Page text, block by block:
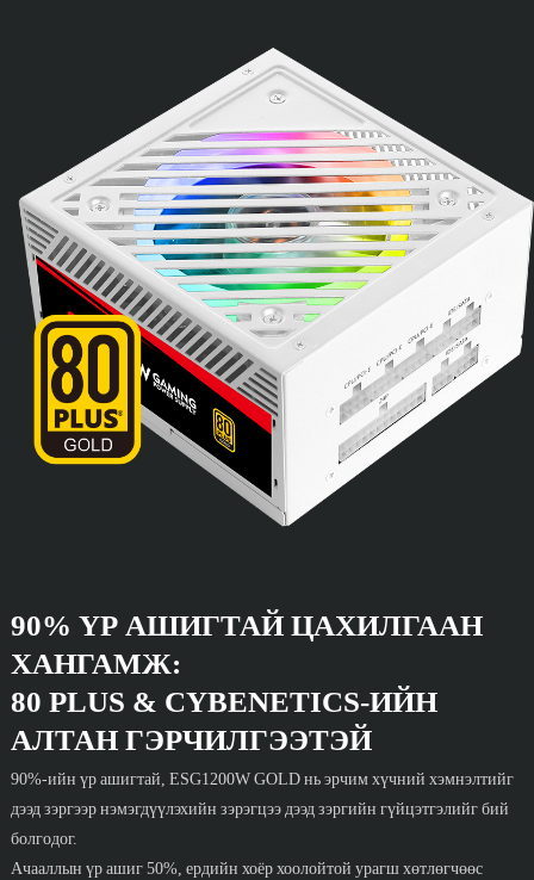
90% ҮР АШИГТАЙ ЦАХИЛГААН
ХАНГАМЖ:
80 PLUS & CYBENETICS-ИЙН
АЛТАН ГЭРЧИЛГЭЭТЭЙ
90%-ийн үр ашигтай, ESG1200W GOLD нь эрчим хүчний хэмнэлтийг
дээд зэргээр нэмэгдүүлэхийн зэрэгцээ дээд зэргийн гүйцэтгэлийг бий
болгодог.
Ачааллын үр ашиг 50%, ердийн хоёр хоолойтой урагш хөтлөгчөөс